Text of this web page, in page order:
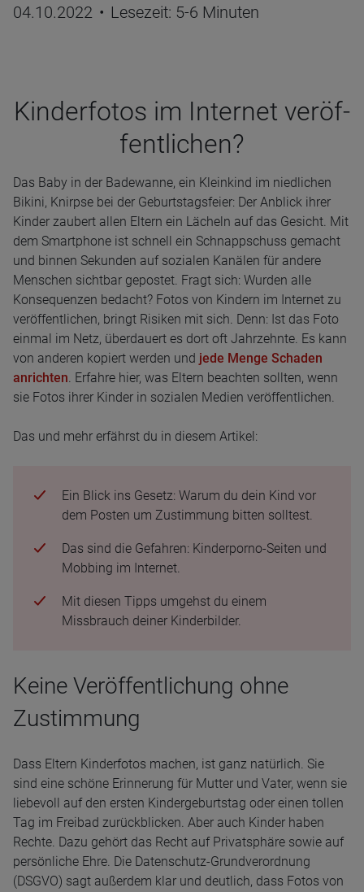
04.10.2022 • Lesezeit: 5-6 Minuten
Kin­der­fo­tos im Inter­net ver­öf­
fent­li­chen?
Das Baby in der Badewanne, ein Kleinkind im niedlichen
Bikini, Knirpse bei der Geburtstagsfeier: Der Anblick ihrer
Kinder zaubert allen Eltern ein Lächeln auf das Gesicht. Mit
dem Smartphone ist schnell ein Schnappschuss gemacht
und binnen Sekunden auf sozialen Kanälen für andere
Menschen sichtbar gepostet. Fragt sich: Wurden alle
Konsequenzen bedacht? Fotos von Kindern im Internet zu
veröffentlichen, bringt Risiken mit sich. Denn: Ist das Foto
einmal im Netz, überdauert es dort oft Jahrzehnte. Es kann
von anderen kopiert werden und jede Menge Schaden
anrichten. Erfahre hier, was Eltern beachten sollten, wenn
sie Fotos ihrer Kinder in sozialen Medien veröffentlichen.
Das und mehr erfährst du in diesem Artikel:
Ein Blick ins Gesetz: Warum du dein Kind vor
dem Posten um Zustimmung bitten solltest.
Das sind die Gefahren: Kinderporno-Seiten und
Mobbing im Internet.
Mit diesen Tipps umgehst du einem
Missbrauch deiner Kinderbilder.
Keine Veröffentlichung ohne
Zustimmung
Dass Eltern Kinderfotos machen, ist ganz natürlich. Sie
sind eine schöne Erinnerung für Mutter und Vater, wenn sie
liebevoll auf den ersten Kindergeburtstag oder einen tollen
Tag im Freibad zurückblicken. Aber auch Kinder haben
Rechte. Dazu gehört das Recht auf Privatsphäre sowie auf
persönliche Ehre. Die Datenschutz-Grundverordnung
(DSGVO) sagt außerdem klar und deutlich, dass Fotos von